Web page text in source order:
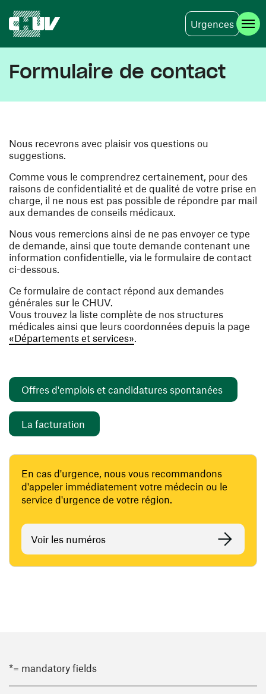
Urgences
Formulaire de contact
Nous recevrons avec plaisir vos questions ou
suggestions.
Comme vous le comprendrez certainement, pour des
raisons de confidentialité et de qualité de votre prise en
charge, il ne nous est pas possible de répondre par mail
aux demandes de conseils médicaux.
Nous vous remercions ainsi de ne pas envoyer ce type
de demande, ainsi que toute demande contenant une
information confidentielle, via le formulaire de contact
ci-dessous.
Ce formulaire de contact répond aux demandes
générales sur le CHUV.
Vous trouvez la liste complète de nos structures
médicales ainsi que leurs coordonnées depuis la page
«Départements et services».
Offres d'emplois et candidatures spontanées
La facturation
En cas d'urgence, nous vous recommandons
d'appeler immédiatement votre médecin ou le
service d'urgence de votre région.
Voir les numéros
*= mandatory fields